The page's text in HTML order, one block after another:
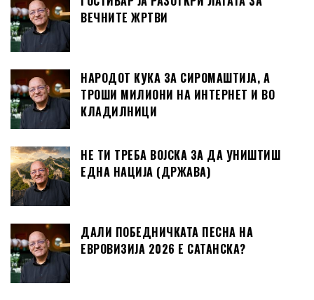
ВЕЧНИТЕ ЖРТВИ
НАРОДОТ КУКА ЗА СИРОМАШТИЈА, А
ТРОШИ МИЛИОНИ НА ИНТЕРНЕТ И ВО
КЛАДИЛНИЦИ
НЕ ТИ ТРЕБА ВОЈСКА ЗА ДА УНИШТИШ
ЕДНА НАЦИЈА (ДРЖАВА)
ДАЛИ ПОБЕДНИЧКАТА ПЕСНА НА
ЕВРОВИЗИЈА 2026 Е САТАНСКА?